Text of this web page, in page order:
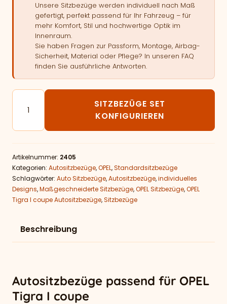
Unsere Sitzbezüge werden individuell nach Maß
gefertigt, perfekt passend für Ihr Fahrzeug – für
mehr Komfort, Stil und hochwertige Optik im
Innenraum.
Sie haben Fragen zur Passform, Montage, Airbag-
Sicherheit, Material oder Pflege? In unseren FAQ
finden Sie ausführliche Antworten.
Autositzbezüge passend für OPEL Tigra I coupe Menge
SITZBEZÜGE SET
KONFIGURIEREN
Artikelnummer: 2405
Kategorien: Autositzbezüge,OPEL,Standardsitzbezüge
Schlagwörter: Auto Sitzbezüge,Autositzbezüge,individuelles
Designs,Maßgeschneiderte Sitzbezüge,OPEL Sitzbezüge,OPEL
Tigra I coupe Autositzbezüge,Sitzbezüge
Beschreibung
Autositzbezüge passend für OPEL
Tigra I coupe